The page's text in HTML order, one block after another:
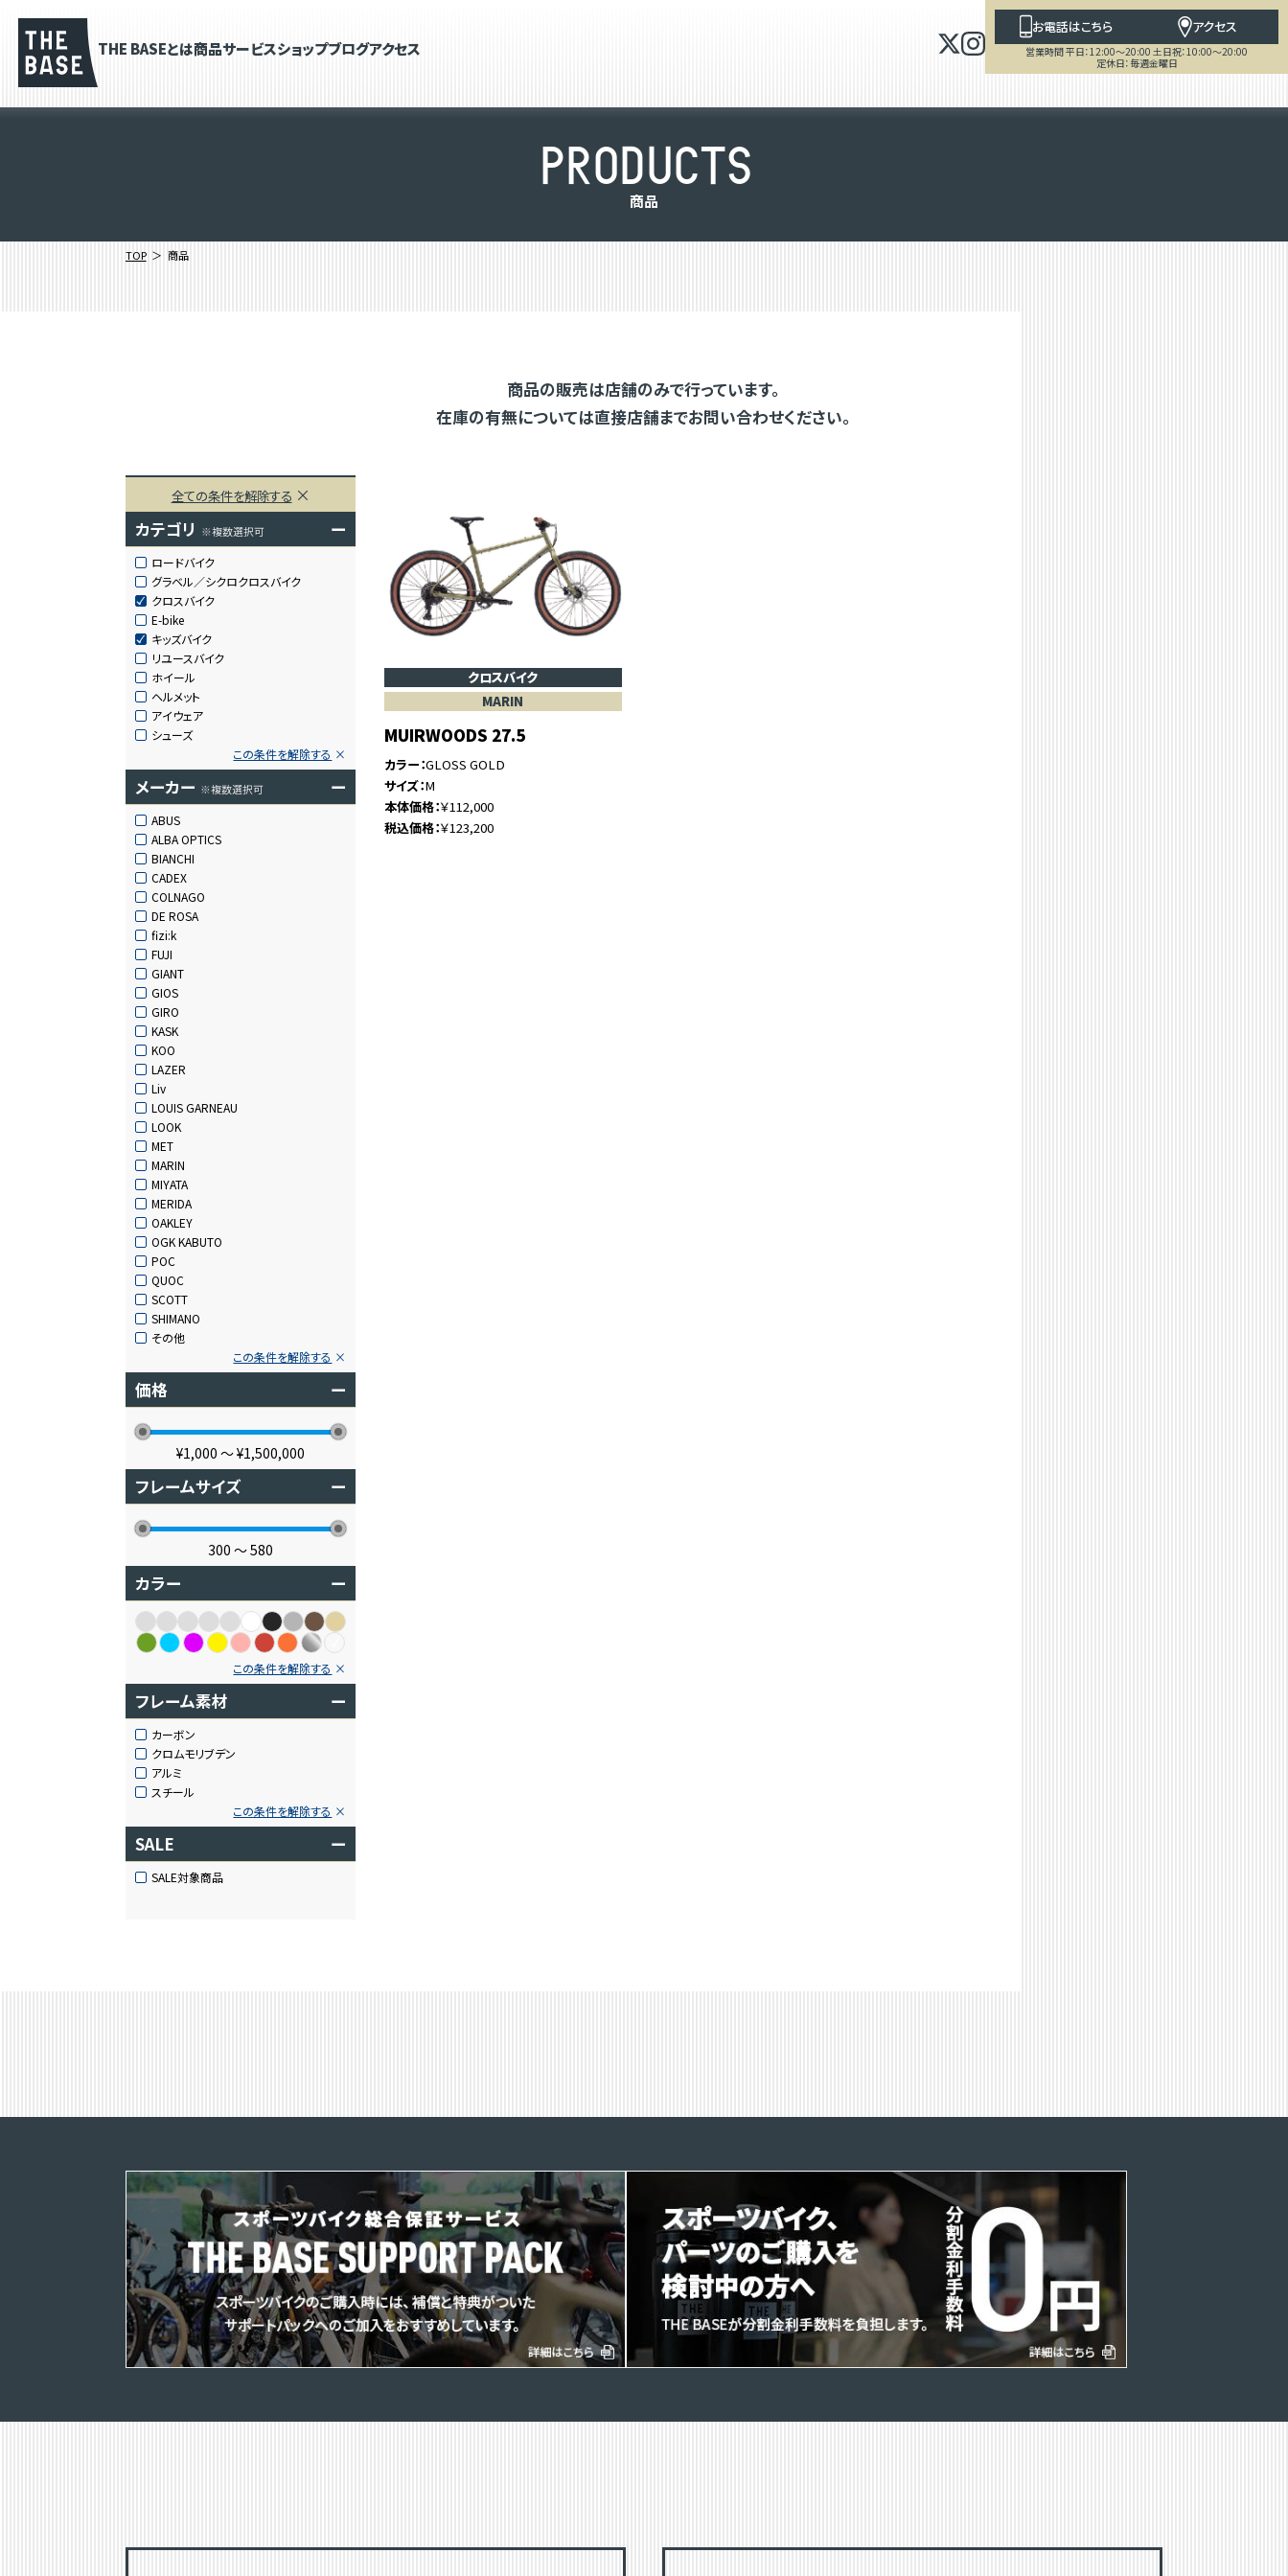
THE BASEとは商品サービスショップブログアクセス
お電話はこちら アクセス
営業時間 平日：12:00～20:00 土日祝：10:00～20:00
定休日：毎週金曜日
PRODUCTS
商品
TOP 商品
商品の販売は店舗のみで行っています。
在庫の有無については直接店舗までお問い合わせください。
全ての条件を解除する
カテゴリ ※複数選択可 ー
ロードバイク
グラベル／シクロクロスバイク
クロスバイク
E-bike
キッズバイク
リユースバイク
ホイール
ヘルメット
アイウェア
シューズ
この条件を解除する
メーカー ※複数選択可 ー
ABUS
ALBA OPTICS
BIANCHI
CADEX
COLNAGO
DE ROSA
fizi:k
FUJI
GIANT
GIOS
GIRO
KASK
KOO
LAZER
Liv
LOUIS GARNEAU
LOOK
MET
MARIN
MIYATA
MERIDA
OAKLEY
OGK KABUTO
POC
QUOC
SCOTT
SHIMANO
その他
この条件を解除する
価格 ー
¥1,000 〜¥1,500,000
フレームサイズ ー
300 〜580
カラー ー
この条件を解除する
フレーム素材 ー
カーボン
クロムモリブデン
アルミ
スチール
この条件を解除する
SALE ー
SALE対象商品
クロスバイク
MARIN
MUIRWOODS 27.5
カラー GLOSS GOLD
サイズ M
本体価格 ￥112,000
税込価格 ￥123,200